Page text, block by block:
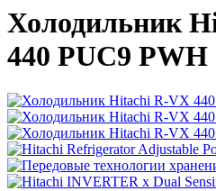
Холодильник
440 PUC9 PWH